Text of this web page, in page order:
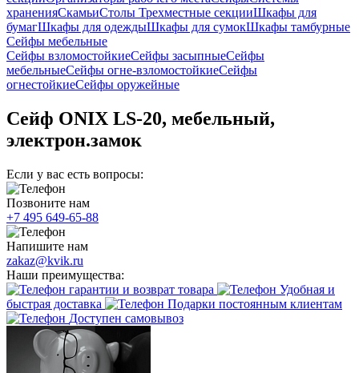
храненияСкамьиСтолы Трехместные секцииШкафы для
бумагШкафы для одеждыШкафы для сумокШкафы тамбурные
Сейфы мебельные
Сейфы взломостойкиеСейфы засыпныеСейфы
мебельныеСейфы огне-взломостойкиеСейфы
огнестойкиеСейфы оружейные
Сейф ONIX LS-20, мебельный,
электрон.замок
Если у вас есть вопросы:
Позвоните нам
+7 495 649-65-88
Напишите нам
zakaz@kvik.ru
Наши преимущества:
гарантии и возврат товара
Удобная и
быстрая доставка
Подарки постоянным клиентам
Доступен самовывоз